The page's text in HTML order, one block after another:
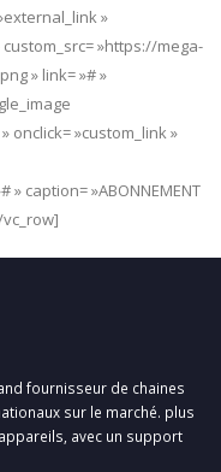
»
»https://mega-
» link= »# »
onclick= »custom_link »
caption= »ABONNEMENT
fournisseur de chaines
sur le marché. plus
avec un support